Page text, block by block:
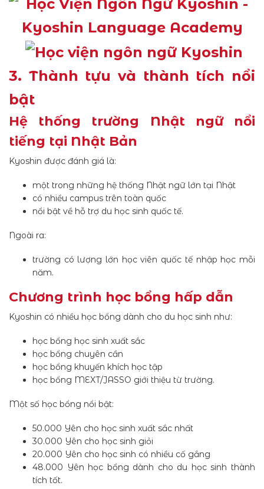
3. Thành tựu và thành tích nổi
bật
Hệ thống trường Nhật ngữ nổi
tiếng tại Nhật Bản
Kyoshin được đánh giá là:
một trong những hệ thống Nhật ngữ lớn tại Nhật
có nhiều campus trên toàn quốc
nổi bật về hỗ trợ du học sinh quốc tế.
Ngoài ra:
trường có lượng lớn học viên quốc tế nhập học mỗi
năm.
Chương trình học bổng hấp dẫn
Kyoshin có nhiều học bổng dành cho du học sinh như:
học bổng học sinh xuất sắc
học bổng chuyên cần
học bổng khuyến khích học tập
học bổng MEXT/JASSO giới thiệu từ trường.
Một số học bổng nổi bật:
50.000 Yên cho học sinh xuất sắc nhất
30.000 Yên cho học sinh giỏi
20.000 Yên cho học sinh có nhiều cố gắng
48.000 Yên học bổng dành cho du học sinh thành
tích tốt.